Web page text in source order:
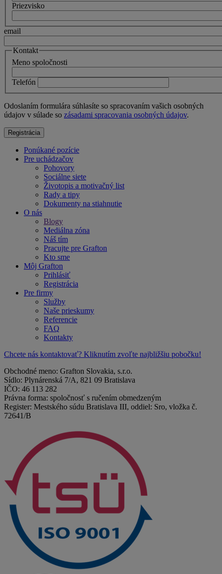
Priezvisko
email
Kontakt
Meno spoločnosti
Telefón
Odoslaním formulára súhlasíte so spracovaním vašich osobných
údajov v súlade so zásadami spracovania osobných údajov.
Ponúkané pozície
Pre uchádzačov
Pohovory
Sociálne siete
Životopis a motivačný list
Rady a tipy
Dokumenty na stiahnutie
O nás
Blogy
Mediálna zóna
Náš tím
Pracujte pre Grafton
Kto sme
Môj Grafton
Prihlásiť
Registrácia
Pre firmy
Služby
Naše prieskumy
Referencie
FAQ
Kontakty
Chcete nás kontaktovať? Kliknutím zvoľte najbližšiu pobočku!
Obchodné meno: Grafton Slovakia, s.r.o.
Sídlo: Plynárenská 7/A, 821 09 Bratislava
IČO: 46 113 282
Právna forma: spoločnosť s ručením obmedzeným
Register: Mestského súdu Bratislava III, oddiel: Sro, vložka č.
72641/B